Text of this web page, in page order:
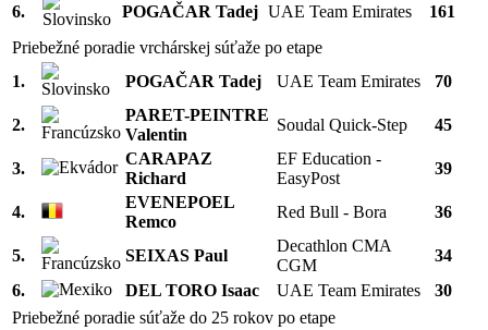
6. POGAČAR Tadej UAE Team Emirates
161
Priebežné poradie vrchárskej súťaže po etape
1.
POGAČAR Tadej UAE Team Emirates 70
2.
PARET-PEINTRE
Valentin
Soudal Quick-Step 45
3.
CARAPAZ
Richard
EF Education -
EasyPost
39
4.
EVENEPOEL
Remco
Red Bull - Bora 36
5. SEIXAS Paul
Decathlon CMA
CGM
34
6.
DEL TORO Isaac UAE Team Emirates
30
Priebežné poradie súťaže do 25 rokov po etape